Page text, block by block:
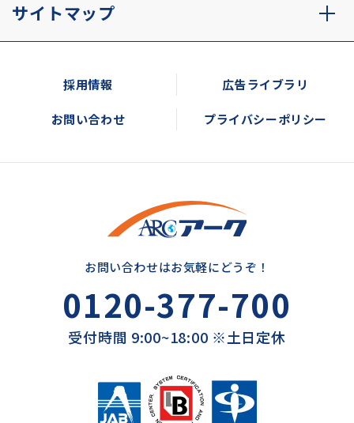
サイトマップ
採用情報 広告ライブラリ
お問い合わせ プライバシーポリシー
お問い合わせはお気軽にどうぞ！
0120-377-700
受付時間 9:00~18:00 ※土日定休